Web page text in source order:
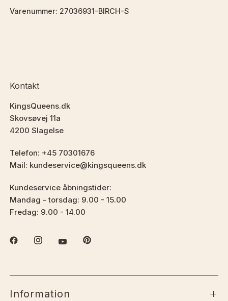
Varenummer: 27036931-BIRCH-S
Kontakt
KingsQueens.dk
Skovsøvej 11a
4200 Slagelse
Telefon: +45 70301676
Mail: kundeservice@kingsqueens.dk
Kundeservice åbningstider:
Mandag - torsdag: 9.00 - 15.00
Fredag: 9.00 - 14.00
Information